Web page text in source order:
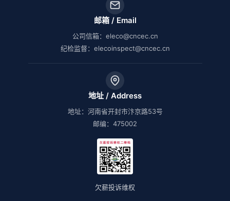
邮箱 / Email
公司信箱：eleco@cncec.cn
纪检监督：elecoinspect@cncec.cn
地址 / Address
地址：河南省开封市汴京路53号
邮编：475002
欠薪投诉维权